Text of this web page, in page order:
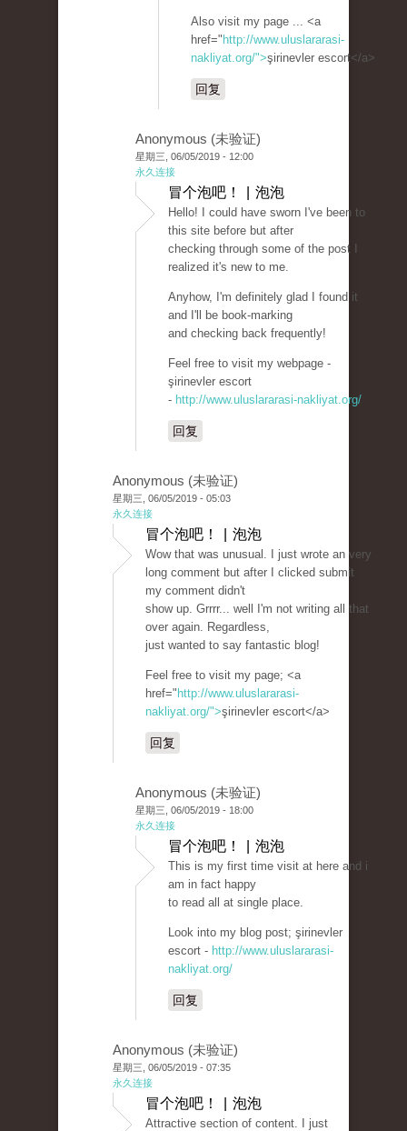
Also visit my page ... <a
href=" http://www.uluslararasi-
nakliyat.org/">şirinevler escort</a>
回复
Anonymous (未验证)
星期三, 06/05/2019 - 12:00
永久连接
冒个泡吧！ | 泡泡
Hello! I could have sworn I've been to
this site before but after
checking through some of the post I
realized it's new to me.
Anyhow, I'm definitely glad I found it
and I'll be book-marking
and checking back frequently!
Feel free to visit my webpage -
şirinevler escort
- http://www.uluslararasi-nakliyat.org/
回复
Anonymous (未验证)
星期三, 06/05/2019 - 05:03
永久连接
冒个泡吧！ | 泡泡
Wow that was unusual. I just wrote an very
long comment but after I clicked submit
my comment didn't
show up. Grrrr... well I'm not writing all that
over again. Regardless,
just wanted to say fantastic blog!
Feel free to visit my page; <a
href=" http://www.uluslararasi-
nakliyat.org/">şirinevler escort</a>
回复
Anonymous (未验证)
星期三, 06/05/2019 - 18:00
永久连接
冒个泡吧！ | 泡泡
This is my first time visit at here and i
am in fact happy
to read all at single place.
Look into my blog post; şirinevler
escort - http://www.uluslararasi-
nakliyat.org/
回复
Anonymous (未验证)
星期三, 06/05/2019 - 07:35
永久连接
冒个泡吧！ | 泡泡
Attractive section of content. I just